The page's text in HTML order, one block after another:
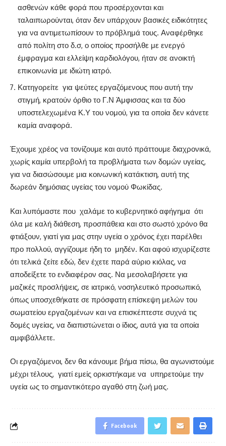
ασθενών κάθε φορά που προσέρχονται και
ταλαιπωρούνται, όταν δεν υπάρχουν βασικές ειδικότητες
για να αντιμετωπίσουν το πρόβλημά τους. Αναφέρθηκε
από πολίτη στο δ.σ, ο οποίος προσήλθε με ενεργό
έμφραγμα και ελλείψη καρδιολόγου, ήταν σε ανοικτή
επικοινωνία με ιδιώτη ιατρό.
Κατηγορείτε για ψεύτες εργαζόμενους που αυτή την
στιγμή, κρατούν όρθιο το Γ.Ν Άμφισσας και τα δύο
υποστελεχωμένα Κ.Υ του νομού, για τα οποία δεν κάνετε
καμία αναφορά.
Έχουμε χρέος να τονίζουμε και αυτό πράττουμε διαχρονικά,
χωρίς καμία υπερβολή τα προβλήματα των δομών υγείας,
για να διασώσουμε μια κοινωνική κατάκτιση, αυτή της
δωρεάν δημόσιας υγείας του νομού Φωκίδας.
Και λυπόμαστε που χαλάμε το κυβερνητικό αφήγημα ότι
όλα με καλή διάθεση, προσπάθεια και στο σωστό χρόνο θα
φτιάξουν, γιατί για μας στην υγεία ο χρόνος έχει παρέλθει
προ πολλού, αγγίζουμε ήδη το μηδέν. Και αφού ισχυρίζεστε
ότι τελικά ζείτε εδώ, δεν έχετε παρά αύριο κιόλας, να
αποδείξετε το ενδιαφέρον σας. Να μεσολαβήσετε για
μαζικές προσλήψεις, σε ιατρικό, νοσηλευτικό προσωπικό,
όπως υποσχεθήκατε σε πρόσφατη επίσκεψη μελών του
σωματείου εργαζομένων και να επισκέπτεστε συχνά τις
δομές υγείας, να διαπιστώνεται ο ίδιος, αυτά για τα οποία
αμφιβάλλετε.
Οι εργαζόμενοι, δεν θα κάνουμε βήμα πίσω, θα αγωνιστούμε
μέχρι τέλους, γιατί εμείς ορκιστήκαμε να υπηρετούμε την
υγεία ως το σημαντικότερο αγαθό στη ζωή μας.
Facebook